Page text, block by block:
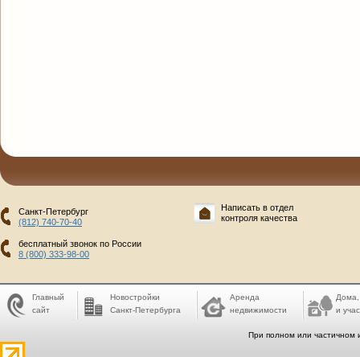
Санкт-Петербург
(812) 740-70-40
бесплатный звонок по России
8 (800) 333-98-00
Написать в отдел
контроля качества
Главный
сайт
Новостройки
Санкт-Петербурга
Аренда
недвижимости
Дома,
и
При полном или частичном